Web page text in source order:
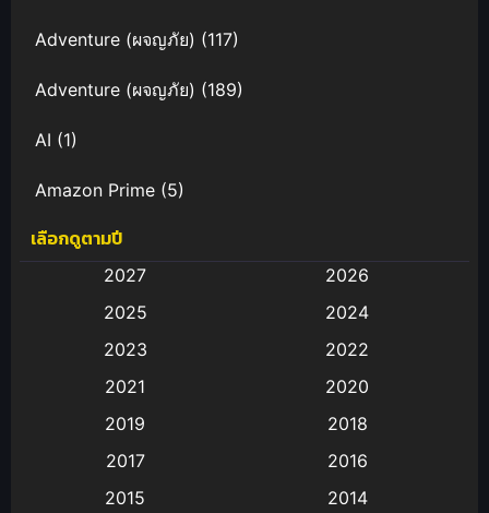
Adventure (ผจญภัย) (117)
Adventure (ผจญภัย) (189)
AI (1)
Amazon Prime (5)
Anal (ประตูหลัง)
Animation การ์ตูน
Animation อนิเมะ
Animation แอนิเมชัน
เลือกดูตามปี
2027
2026
2025
2024
2023
2022
2021
2020
2019
2018
2017
2016
2015
2014